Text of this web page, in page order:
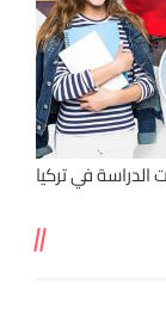
في تركيا